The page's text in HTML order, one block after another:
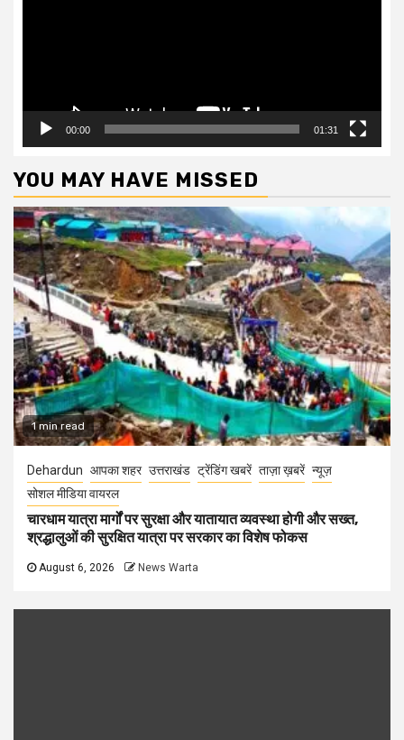
00:00 01:31
YOU MAY HAVE MISSED
1 min read
Dehardun आपका शहर उत्तराखंड ट्रेंडिंग खबरें ताज़ा ख़बरें न्यूज़
सोशल मीडिया वायरल
चारधाम यात्रा मार्गों पर सुरक्षा और यातायात व्यवस्था होगी और सख्त,
श्रद्धालुओं की सुरक्षित यात्रा पर सरकार का विशेष फोकस
August 6, 2026 News Warta